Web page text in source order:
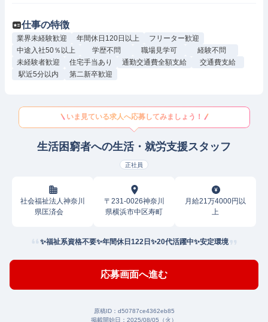
仕事の特徴
業界未経験歓迎 年間休日120日以上
フリーター歓迎
中途入社50％以上
学歴不問 職場見学可
経験不問
未経験者歓迎
住宅手当あり 通勤交通費全額支給
交通費支給
駅近5分以内
第二新卒歓迎
いま見ている求人へ応募してみましょう！
生活困窮者への生活・就労支援スタッフ
正社員
社会福祉法人神奈川
県匡済会
〒231-0026神奈川
県横浜市中区寿町
月給21万4000円以
上
✨福祉系資格不要✨年間休日122日✨20代活躍中✨安定環境
応募画面へ進む
原稿ID： d50787ce4362eb85
掲載開始日： 2025/08/05（火）